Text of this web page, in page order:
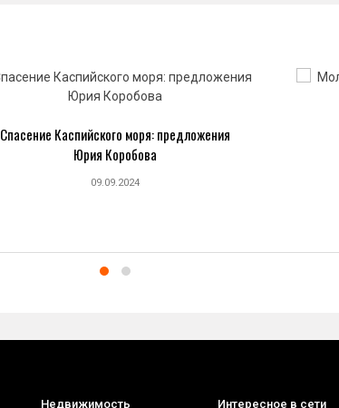
Спасение Каспийского моря: предложения
Юрия Коробова
09.09.2024
Недвижимость Интересное в сети